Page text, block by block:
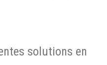
solutions en